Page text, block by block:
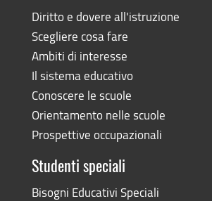
Diritto e dovere all'istruzione
Scegliere cosa fare
Ambiti di interesse
Il sistema educativo
Conoscere le scuole
Orientamento nelle scuole
Prospettive occupazionali
Studenti speciali
Bisogni Educativi Speciali